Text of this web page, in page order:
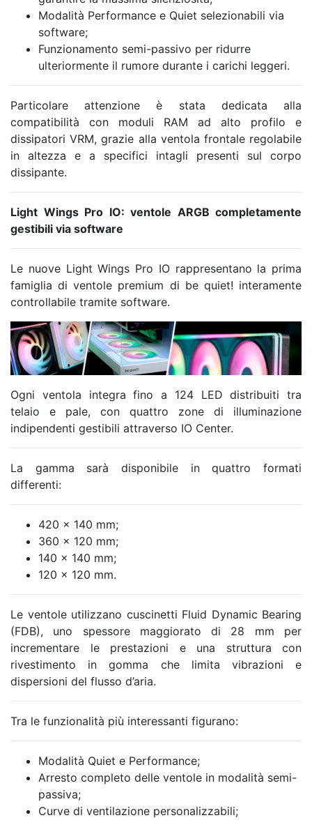
Modalità Performance e Quiet selezionabili via
software;
Funzionamento semi-passivo per ridurre
ulteriormente il rumore durante i carichi leggeri.
Particolare attenzione è stata dedicata alla
compatibilità con moduli RAM ad alto profilo e
dissipatori VRM, grazie alla ventola frontale regolabile
in altezza e a specifici intagli presenti sul corpo
dissipante.
Light Wings Pro IO: ventole ARGB completamente
gestibili via software
Le nuove Light Wings Pro IO rappresentano la prima
famiglia di ventole premium di be quiet! interamente
controllabile tramite software.
Ogni ventola integra fino a 124 LED distribuiti tra
telaio e pale, con quattro zone di illuminazione
indipendenti gestibili attraverso IO Center.
La gamma sarà disponibile in quattro formati
differenti:
420 x 140 mm;
360 x 120 mm;
140 x 140 mm;
120 x 120 mm.
Le ventole utilizzano cuscinetti Fluid Dynamic Bearing
(FDB), uno spessore maggiorato di 28 mm per
incrementare le prestazioni e una struttura con
rivestimento in gomma che limita vibrazioni e
dispersioni del flusso d’aria.
Tra le funzionalità più interessanti figurano:
Modalità Quiet e Performance;
Arresto completo delle ventole in modalità semi-
passiva;
Curve di ventilazione personalizzabili;